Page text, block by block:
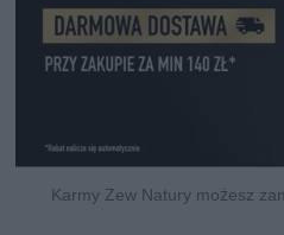
Karmy Zew Natury możesz